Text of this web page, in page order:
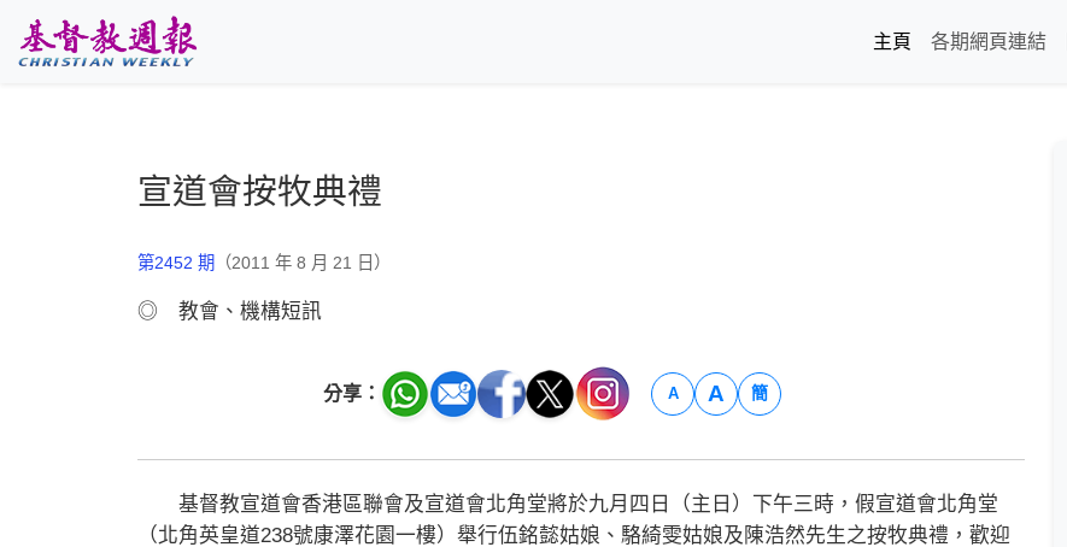
主頁
各期網頁連結
宣道會按牧典禮
第2452 期 （2011 年 8 月 21 日）
◎ 教會、機構短訊
分享： A A 簡
基督教宣道會香港區聯會及宣道會北角堂將於九月四日（主日）下午三時，假宣道會北角堂
（北角英皇道238號康澤花園一樓）舉行伍銘懿姑娘、駱綺雯姑娘及陳浩然先生之按牧典禮，歡迎